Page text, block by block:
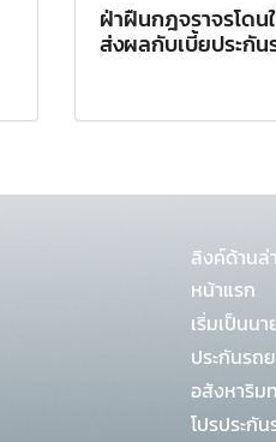
ฝ่าฝืนกฎจราจรโดน
ส่งผลกับเบี้ยประกัน
ลิงค์ด้านล่
หน้าแรก
เริ่มเป็นน
ประกันรถ
อสังหาริม
โปรประกัน